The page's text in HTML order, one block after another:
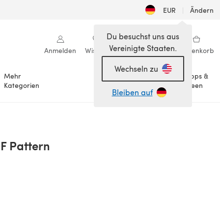
EUR | Ändern
Anmelden Wishlist Meine Bibliothek Warenkorb
Mehr
Kategorien
Anlässe
Tipps &
Ideen
Du besuchst uns aus
Vereinigte Staaten.
Wechseln zu
Bleiben auf
Pattern